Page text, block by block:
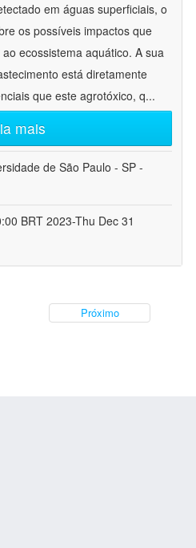
em águas superficiais, o
os possíveis impactos que
ecossistema aquático. A sua
está diretamente
que este agrotóxico, q...
mais
de São Paulo - SP -
BRT 2023-Thu Dec 31
Próximo